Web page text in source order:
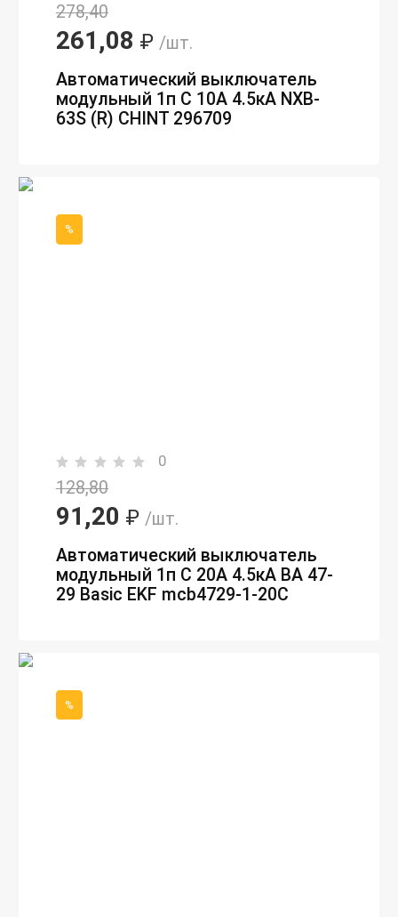
278,40
261,08 ₽ /шт.
Автоматический выключатель
модульный 1п C 10А 4.5кА NXB-
63S (R) CHINT 296709
%
0
128,80
91,20 ₽ /шт.
Автоматический выключатель
модульный 1п C 20А 4.5кА ВА 47-
29 Basic EKF mcb4729-1-20C
%